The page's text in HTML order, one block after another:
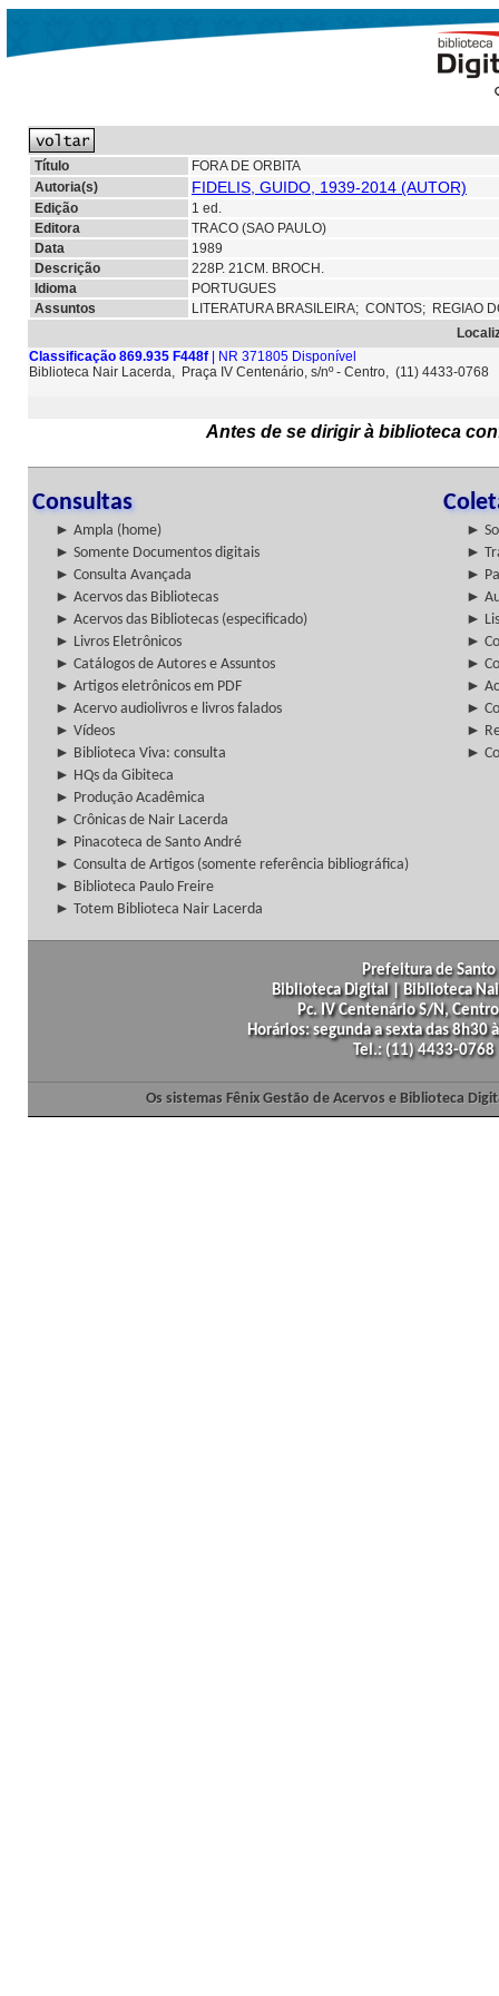
Título
FORA DE ORBITA
Autoria(s)
FIDELIS, GUIDO, 1939-2014 (AUTOR)
Edição
1 ed.
Editora
TRACO (SAO PAULO)
Data
1989
Descrição
228P. 21CM. BROCH.
Idioma
PORTUGUES
Assuntos
LITERATURA BRASILEIRA; CONTOS; REGIAO
Classificação 869.935 F448f | NR 371805 Disponível
Biblioteca Nair Lacerda, Praça IV Centenário, s/nº - Centro, (11) 4433-0768
Antes de se dirigir à biblioteca
Consultas
► Ampla (home)
►
► Somente Documentos digitais
►
► Consulta Avançada
►
► Acervos das Bibliotecas
►
► Acervos das Bibliotecas (especificado)
►
► Livros Eletrônicos
►
► Catálogos de Autores e Assuntos
►
► Artigos eletrônicos em PDF
►
► Acervo audiolivros e livros falados
►
► Vídeos
►
► Biblioteca Viva: consulta
►
► HQs da Gibiteca
► Produção Acadêmica
► Crônicas de Nair Lacerda
► Pinacoteca de Santo André
► Consulta de Artigos (somente referência bibliográfica)
► Biblioteca Paulo Freire
► Totem Biblioteca Nair Lacerda
Prefeitura de
Biblioteca Digital | Biblioteca
Pc. IV Centenário S/N,
Horários: segunda a sexta das
Tel.: (11) 4433-
Os sistemas Fênix Gestão de Acervos e Biblioteca